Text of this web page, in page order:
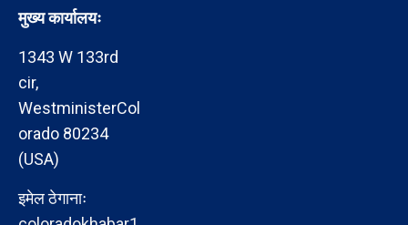
मुख्य कार्यालयः
1343 W 133rd
cir,
WestministerCol
orado 80234
(USA)
इमेल ठेगानाः